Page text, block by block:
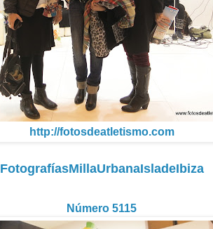
http://fotosdeatletismo.com
FotografíasMillaUrbanaIsladeIbiza
Número 5115